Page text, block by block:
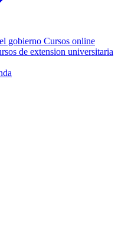
gobierno Cursos online
de extension universitaria